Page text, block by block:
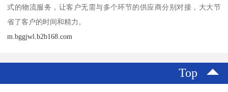
式的物流服务，让客户无需与多个环节的供应商分别对接，大大节
省了客户的时间和精力。
m.bggjwl.b2b168.com
Top